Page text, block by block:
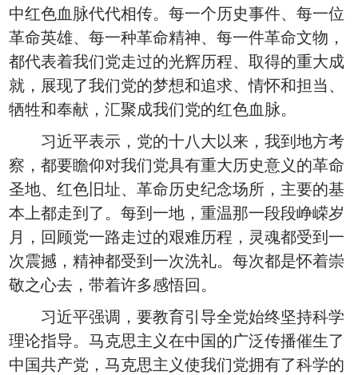
中红色血脉代代相传。每一个历史事件、每一位
革命英雄、每一种革命精神、每一件革命文物，
都代表着我们党走过的光辉历程、取得的重大成
就，展现了我们党的梦想和追求、情怀和担当、
牺牲和奉献，汇聚成我们党的红色血脉。
习近平表示，党的十八大以来，我到地方考
察，都要瞻仰对我们党具有重大历史意义的革命
圣地、红色旧址、革命历史纪念场所，主要的基
本上都走到了。每到一地，重温那一段段峥嵘岁
月，回顾党一路走过的艰难历程，灵魂都受到一
次震撼，精神都受到一次洗礼。每次都是怀着崇
敬之心去，带着许多感悟回。
习近平强调，要教育引导全党始终坚持科学
理论指导。马克思主义在中国的广泛传播催生了
中国共产党，马克思主义使我们党拥有了科学的